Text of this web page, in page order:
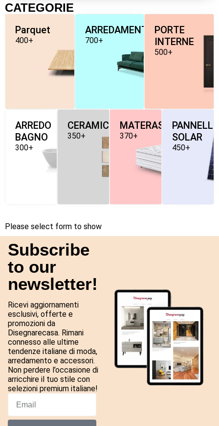
CATEGORIE
Parquet
400+
ARREDAMENTO
700+
PORTE
INTERNE
500+
ARREDO
BAGNO
300+
CERAMICHE
350+
MATERASSI
370+
PANNELLI-
SOLAR
450+
Please select form to show
Subscribe
to our
newsletter!
Ricevi aggiornamenti
esclusivi, offerte e
promozioni da
Disegnarecasa. Rimani
connesso alle ultime
tendenze italiane di moda,
arredamento e accessori.
Non perdere l’occasione di
arricchire il tuo stile con
selezioni premium italiane!